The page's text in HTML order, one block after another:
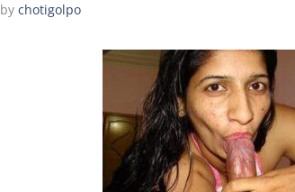
by chotigolpo